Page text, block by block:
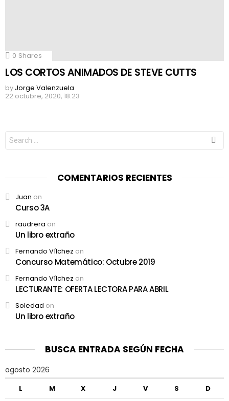
0 Shares
LOS CORTOS ANIMADOS DE STEVE CUTTS
by Jorge Valenzuela
22 octubre, 2020, 18:23
Search
for:
COMENTARIOS RECIENTES
Juan on
Curso 3A
raudrera on
Un libro extraño
Fernando Vílchez on
Concurso Matemático: Octubre 2019
Fernando Vílchez on
LECTURANTE: OFERTA LECTORA PARA ABRIL
Soledad on
Un libro extraño
BUSCA ENTRADA SEGÚN FECHA
agosto 2026
L M X J V S D